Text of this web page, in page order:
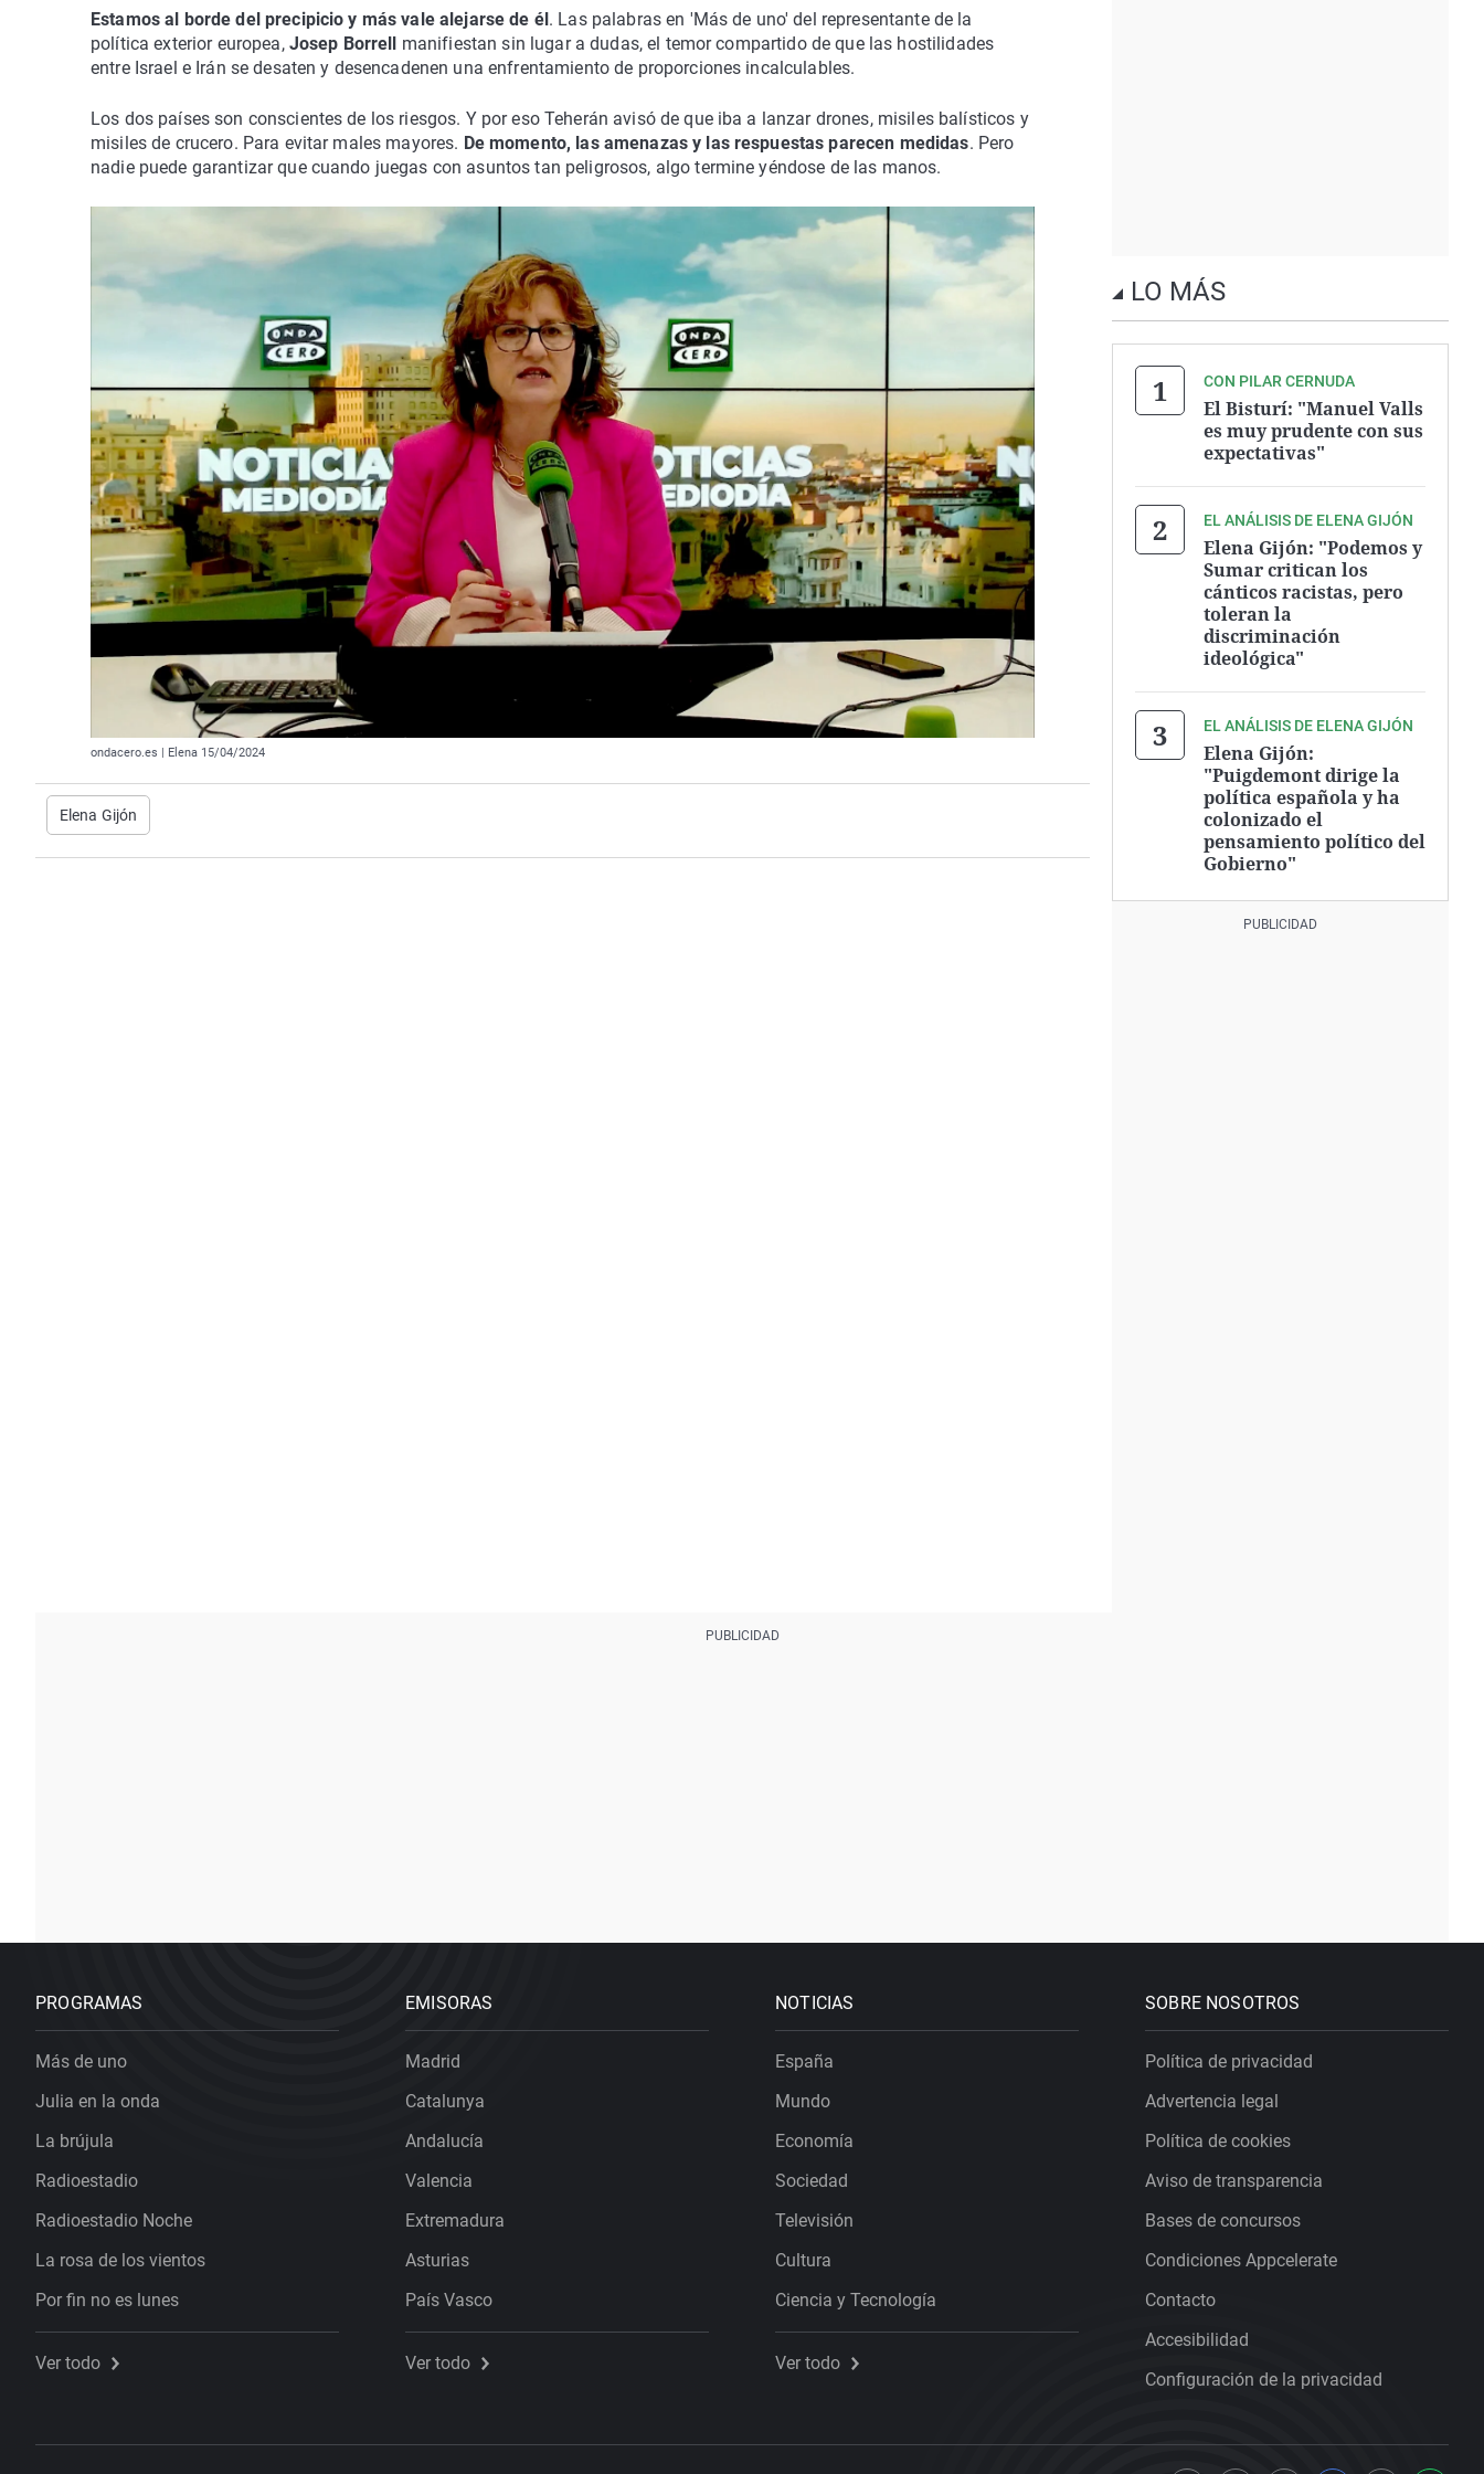
Estamos al borde del precipicio y más vale alejarse de él. Las palabras en 'Más de uno' del representante de la
política exterior europea, Josep Borrell manifiestan sin lugar a dudas, el temor compartido de que las hostilidades
entre Israel e Irán se desaten y desencadenen una enfrentamiento de proporciones incalculables.
Los dos países son conscientes de los riesgos. Y por eso Teherán avisó de que iba a lanzar drones, misiles balísticos y
misiles de crucero. Para evitar males mayores. De momento, las amenazas y las respuestas parecen medidas. Pero
nadie puede garantizar que cuando juegas con asuntos tan peligrosos, algo termine yéndose de las manos.
ondacero.es | Elena 15/04/2024
Elena Gijón
LO MÁS
CON PILAR CERNUDA
El Bisturí: "Manuel Valls
es muy prudente con sus
expectativas"
EL ANÁLISIS DE ELENA GIJÓN
Elena Gijón: "Podemos y
Sumar critican los
cánticos racistas, pero
toleran la
discriminación
ideológica"
EL ANÁLISIS DE ELENA GIJÓN
Elena Gijón:
"Puigdemont dirige la
política española y ha
colonizado el
pensamiento político del
Gobierno"
PROGRAMAS
Más de uno
Julia en la onda
La brújula
Radioestadio
Radioestadio Noche
La rosa de los vientos
Por fin no es lunes
Ver todo
EMISORAS
Madrid
Catalunya
Andalucía
Valencia
Extremadura
Asturias
País Vasco
Ver todo
NOTICIAS
España
Mundo
Economía
Sociedad
Televisión
Cultura
Ciencia y Tecnología
Ver todo
SOBRE NOSOTROS
Política de privacidad
Advertencia legal
Política de cookies
Aviso de transparencia
Bases de concursos
Condiciones Appcelerate
Contacto
Accesibilidad
Configuración de la privacidad